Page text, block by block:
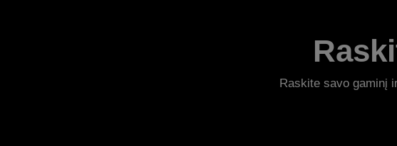
Raskite savo gaminį